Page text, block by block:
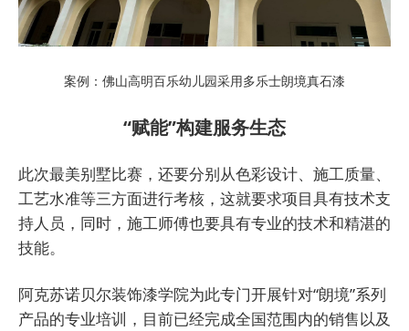
案例：佛山高明百乐幼儿园采用多乐士朗境真石漆
“赋能”构建服务生态
此次最美别墅比赛，还要分别从色彩设计、施工质量、
工艺水准等三方面进行考核，这就要求项目具有技术支
持人员，同时，施工师傅也要具有专业的技术和精湛的
技能。
阿克苏诺贝尔装饰漆学院为此专门开展针对“朗境”系列
产品的专业培训，目前已经完成全国范围内的销售以及